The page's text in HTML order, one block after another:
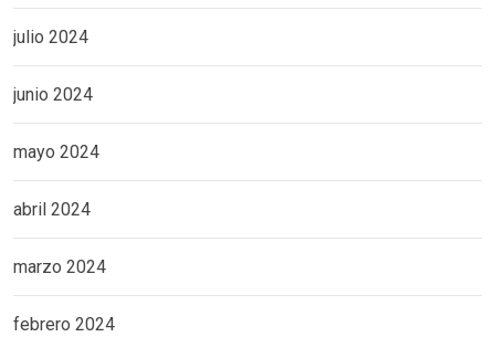
julio 2024
junio 2024
mayo 2024
abril 2024
marzo 2024
febrero 2024